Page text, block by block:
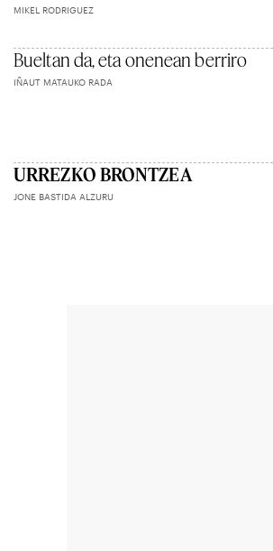
MIKEL RODRIGUEZ
Bueltan da, eta onenean berriro
IÑAUT MATAUKO RADA
URREZKO BRONTZEA
JONE BASTIDA ALZURU